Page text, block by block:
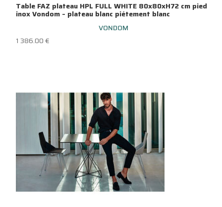
Table FAZ plateau HPL FULL WHITE 80x80xH72 cm pied
inox Vondom – plateau blanc piétement blanc
VONDOM
1 386.00€